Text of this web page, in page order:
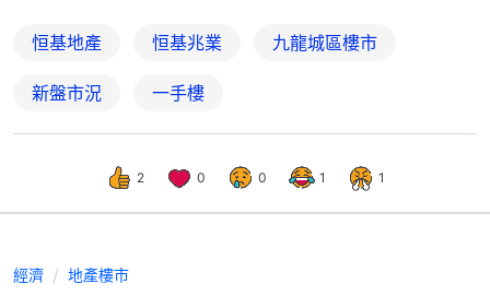
恒基地產 恒基兆業 九龍城區樓市
新盤市況 一手樓
2 0 0 1 1
經濟 地產樓市